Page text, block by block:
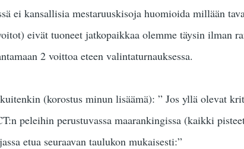
ei kansallisia mestaruuskisoja huomioida millään
eivät tuoneet jatkopaikkaa olemme täysin ilman
2 voittoa eteen valintaturnauksessa.
(korostus minun lisäämä): ” Jos yllä olevat
peleihin perustuvassa maarankingissa (kaikki
etua seuraavan taulukon mukaisesti:”